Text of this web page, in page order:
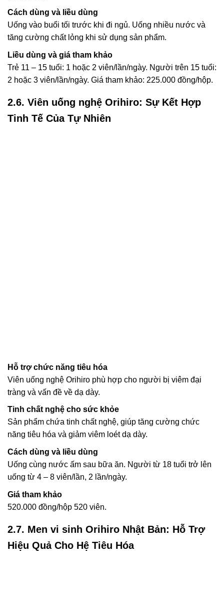
Cách dùng và liều dùng
Uống vào buổi tối trước khi đi ngủ. Uống nhiều nước và
tăng cường chất lỏng khi sử dụng sản phẩm.
Liều dùng và giá tham khảo
Trẻ 11 – 15 tuổi: 1 hoặc 2 viên/lần/ngày. Người trên 15 tuổi:
2 hoặc 3 viên/lần/ngày. Giá tham khảo: 225.000 đồng/hộp.
2.6. Viên uống nghệ Orihiro: Sự Kết Hợp
Tinh Tế Của Tự Nhiên
Hỗ trợ chức năng tiêu hóa
Viên uống nghệ Orihiro phù hợp cho người bị viêm đại
tràng và vấn đề về dạ dày.
Tinh chất nghệ cho sức khỏe
Sản phẩm chứa tinh chất nghệ, giúp tăng cường chức
năng tiêu hóa và giảm viêm loét dạ dày.
Cách dùng và liều dùng
Uống cùng nước ấm sau bữa ăn. Người từ 18 tuổi trở lên
uống từ 4 – 8 viên/lần, 2 lần/ngày.
Giá tham khảo
520.000 đồng/hộp 520 viên.
2.7. Men vi sinh Orihiro Nhật Bản: Hỗ Trợ
Hiệu Quả Cho Hệ Tiêu Hóa